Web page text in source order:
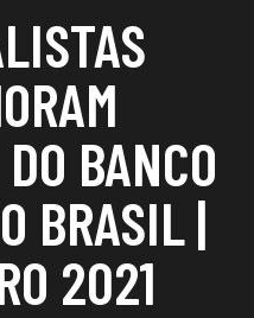
BANCO
BRASIL |
2021